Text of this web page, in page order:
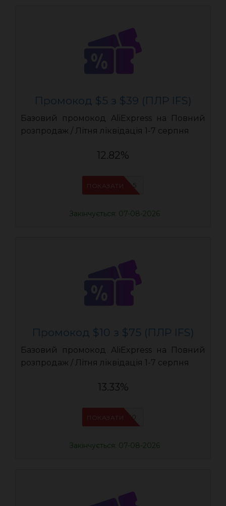
Промокод $5 з $39 (ПЛР IFS)
Базовий промокод AliExpress на Повний
розпродаж / Літня ліквідація 1-7 серпня
12.82%
IFSCDUA5
ПОКАЗАТИ
Закінчується: 07-08-2026
Промокод $10 з $75 (ПЛР IFS)
Базовий промокод AliExpress на Повний
розпродаж / Літня ліквідація 1-7 серпня
13.33%
IFSCDUA10
ПОКАЗАТИ
Закінчується: 07-08-2026